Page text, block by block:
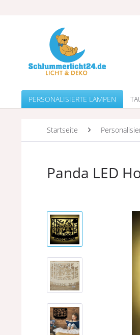
PERSONALISIERTE LAMPEN
Startseite
Panda LED